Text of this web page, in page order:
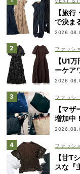
【旅
で決ま
ファッシ
【U1
ーケア
ファッシ
【マ
増加中
ファッシ
【甘T
スな『